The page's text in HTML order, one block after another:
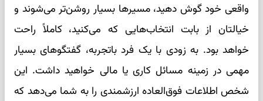
واقعی خود گوش دهید، مسیرها بسیار روشن‌تر می‌شوند و
خیالتان از بابت انتخاب‌هایی که می‌کنید، کاملاً راحت
خواهد بود. به زودی با یک فرد باتجربه، گفتگوهای بسیار
مهمی در زمینه مسائل کاری یا مالی خواهید داشت. این
شخص اطلاعات فوق‌العاده ارزشمندی را به شما می‌دهد که